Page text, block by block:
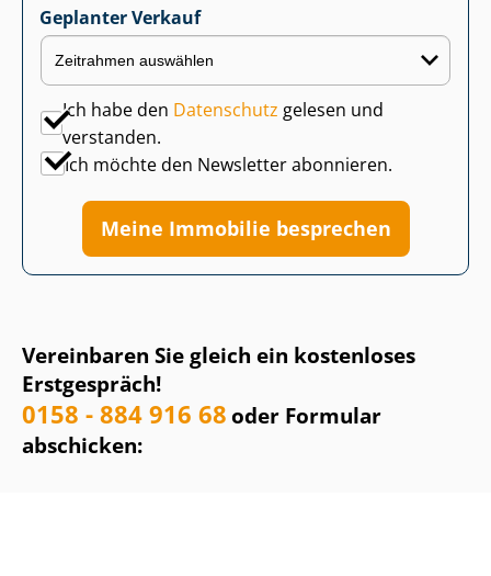
Vereinbaren Sie gleich ein kostenloses
Erstgespräch!
0158 - 884 916 68oder Formular
abschicken:
Geplanter Verkauf
Ich habe den Datenschutz gelesen und
verstanden.
Ich möchte den Newsletter abonnieren.
Meine Immobilie besprechen